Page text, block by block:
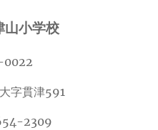
山小学校
0022
字貫津591
2309